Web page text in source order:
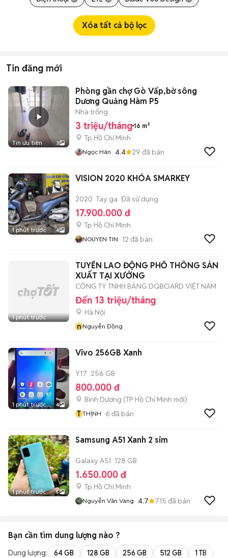
Xóa tất cả bộ lọc
Tin đăng mới
Tin ưu tiên 3
Phòng gần chợ Gò Vấp,bờ sông
Dương Quảng Hàm P5
Nhà trống
3 triệu/tháng 16 m²
Tp Hồ Chí Minh
Ngọc Hân 4.4 29 đã bán
1 phút trước 4
VISION 2020 KHÓA SMARKEY
2020 Tay ga Đã sử dụng
17.900.000 đ
Tp Hồ Chí Minh
NGUYEN TIN 12 đã bán
1 phút trước
TUYỂN LAO ĐỘNG PHỔ THÔNG SẢN
XUẤT TẠI XƯỞNG
CÔNG TY TNHH BẢNG DQBOARD VIỆT NAM
Đến 13 triệu/tháng
Hà Nội
nNguyễn Đồng
1 phút trước 4
Vivo 256GB Xanh
Y17 256 GB
800.000 đ
Bình Dương (TP Hồ Chí Minh mới)
T THỊNH 6 đã bán
1 phút trước 5
Samsung A51 Xanh 2 sim
Galaxy A51 128 GB
1.650.000 đ
Tp Hồ Chí Minh
Nguyễn Văn Vang 4.7 715 đã bán
Bạn cần tìm dung lượng nào ?
Dung lượng: 64 GB 128 GB 256 GB 512 GB 1 TB